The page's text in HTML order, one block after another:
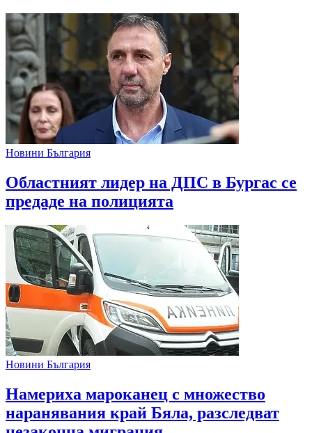
Новини България
Областният лидер на ДПС в Бургас се
предаде на полицията
Новини България
Намериха мароканец с множество
наранявания край Бяла, разследват